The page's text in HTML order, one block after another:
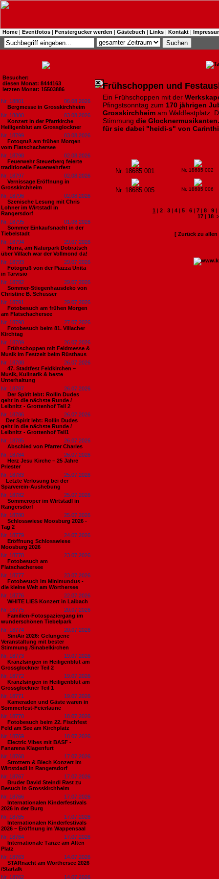
Home | Eventfotos | Fenstergucker werden | Gästebuch | Links | Kontakt |
Besucher:
diesen Monat: 8444163
letzten Monat: 15503886
Nr. 18801
06.08.2026
Bergmesse in Grosskirchheim
Nr. 18800
03.08.2026
Konzert in der Pfarrkirche
Heiligenblut am Grossglockner
Nr. 18799
03.08.2026
Fotogruß am frühen Morgen
vom Flatschachersee
Nr. 18798
02.08.2026
Feuerwehr Steuerberg feierte
traditionelle Feuerwehrfest
Nr. 18797
02.08.2026
Vernissage Eröffnung in
Grosskirchheim
Nr. 18796
02.08.2026
Szenische Lesung mit Chris
Lohner im Wirtstadl in
Rangersdorf
Nr. 18795
01.08.2026
Sommer Einkaufsnacht in der
Tiebelstadt
Nr. 18794
29.07.2026
Hurra, am Naturpark Dobratsch
über Villach war der Vollmond da!
Nr. 18793
29.07.2026
Fotogruß von der Piazza Unita
in Tarvisio
Nr. 18792
29.07.2026
Sommer-Stiegenhausdeko von
Christine B. Schusser
Nr. 18791
29.07.2026
Fotobesuch am frühen Morgen
am Flatschachersee
Nr. 18790
27.07.2026
Fotobesuch beim 81. Villacher
Kirchtag
Nr. 18789
26.07.2026
Frühschoppen mit Feldmesse &
Musik im Festzelt beim Rüsthaus
Nr. 18788
26.07.2026
47. Stadtfest Feldkirchen –
Musik, Kulinarik & beste
Unterhaltung
Nr. 18787
26.07.2026
Der Spirit lebt: Rollin Dudes
geht in die nächste Runde /
Leibnitz - Grottenhof Teil 2
Nr. 18786
26.07.2026
​Der Spirit lebt: Rollin Dudes
geht in die nächste Runde /
Leibnitz - Grottenhof Teil1
Nr. 18785
26.07.2026
Abschied von Pfarrer Charles
Nr. 18784
26.07.2026
Herz Jesu Kirche – 25 Jahre
Priester
Nr. 18783
25.07.2026
​Letzte Verlosung bei der
Sparverein-Aushebung
Nr. 18782
25.07.2026
Sommeroper im Wirtstadl in
Rangersdorf
Nr. 18780
25.07.2026
Schlosswiese Moosburg 2026 -
Tag 2
Nr. 18779
24.07.2026
Eröffnung Schlosswiese
Moosburg 2026
Nr. 18778
23.07.2026
Fotobesuch am
Flatschachersee
Nr. 18777
23.07.2026
Fotobesuch im Minimundus -
die kleine Welt am Wörthersee
Nr. 18776
22.07.2026
WHITE LIES Konzert in Laibach
Nr. 18775
20.07.2026
Familien-Fotospaziergang im
wunderschönen Tiebelpark
Nr. 18774
20.07.2026
SiniAir 2026: Gelungene
Veranstaltung mit bester
Stimmung /Sinabelkirchen
Nr. 18773
19.07.2026
Kranzlsingen in Heiligenblut am
Grossglockner Teil 2
Nr. 18772
19.07.2026
Kranzlsingen in Heiligenblut am
Grossglockner Teil 1
Nr. 18771
19.07.2026
Kameraden und Gäste waren in
Sommerfest-Feierlaune
Nr. 18770
18.07.2026
Fotobesuch beim 22. Fischfest
Feld am See am Kirchplatz
Nr. 18769
18.07.2026
Electric Vibes mit BASF -
Fanarena Klagenfurt
Nr. 18768
17.07.2026
Strottern & Blech Konzert im
Wirtstdadl in Rangersdorf
Nr. 18767
17.07.2026
Bruder David Steindl Rast zu
Besuch in Grosskirchheim
Nr. 18766
17.07.2026
Internationalen Kinderfestivals
2026 in der Burg
Nr. 18765
17.07.2026
Internationalen Kinderfestivals
2026 – Eröffnung im Wappensaal
Nr. 18764
17.07.2026
Internationale Tänze am Alten
Platz
Nr. 18763
14.07.2026
STARnacht am Wörthersee 2026
/Startalk
Nr. 18762
14.07.2026
Frühschoppen und
Ein Frühschoppen mit der
Pfingstsonntag zum 170 jährigen
Grosskirchheim am Waldfestplatz.
Stimmung die Glocknermusikanten.
für sie dabei "heidi-s" von
Nr. 18685 001 Nr. 18685 002
Nr. 18685 005 Nr. 18685 006
1 | 2 | 3 | 4 | 5 | 6 | 7 | 8 | 9 |
17 | 18
[ Zurück zu